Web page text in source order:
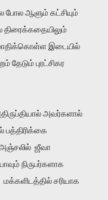
ஆளும் கட்சியும்
திரைக்கதையிலும்
மோதிக்கொள்ள இடையில்
தேடும் புரட்சிகர
அவர்களால்
அஞ்சலில் ஜீவா
நிருபர்களாக
சரியாக